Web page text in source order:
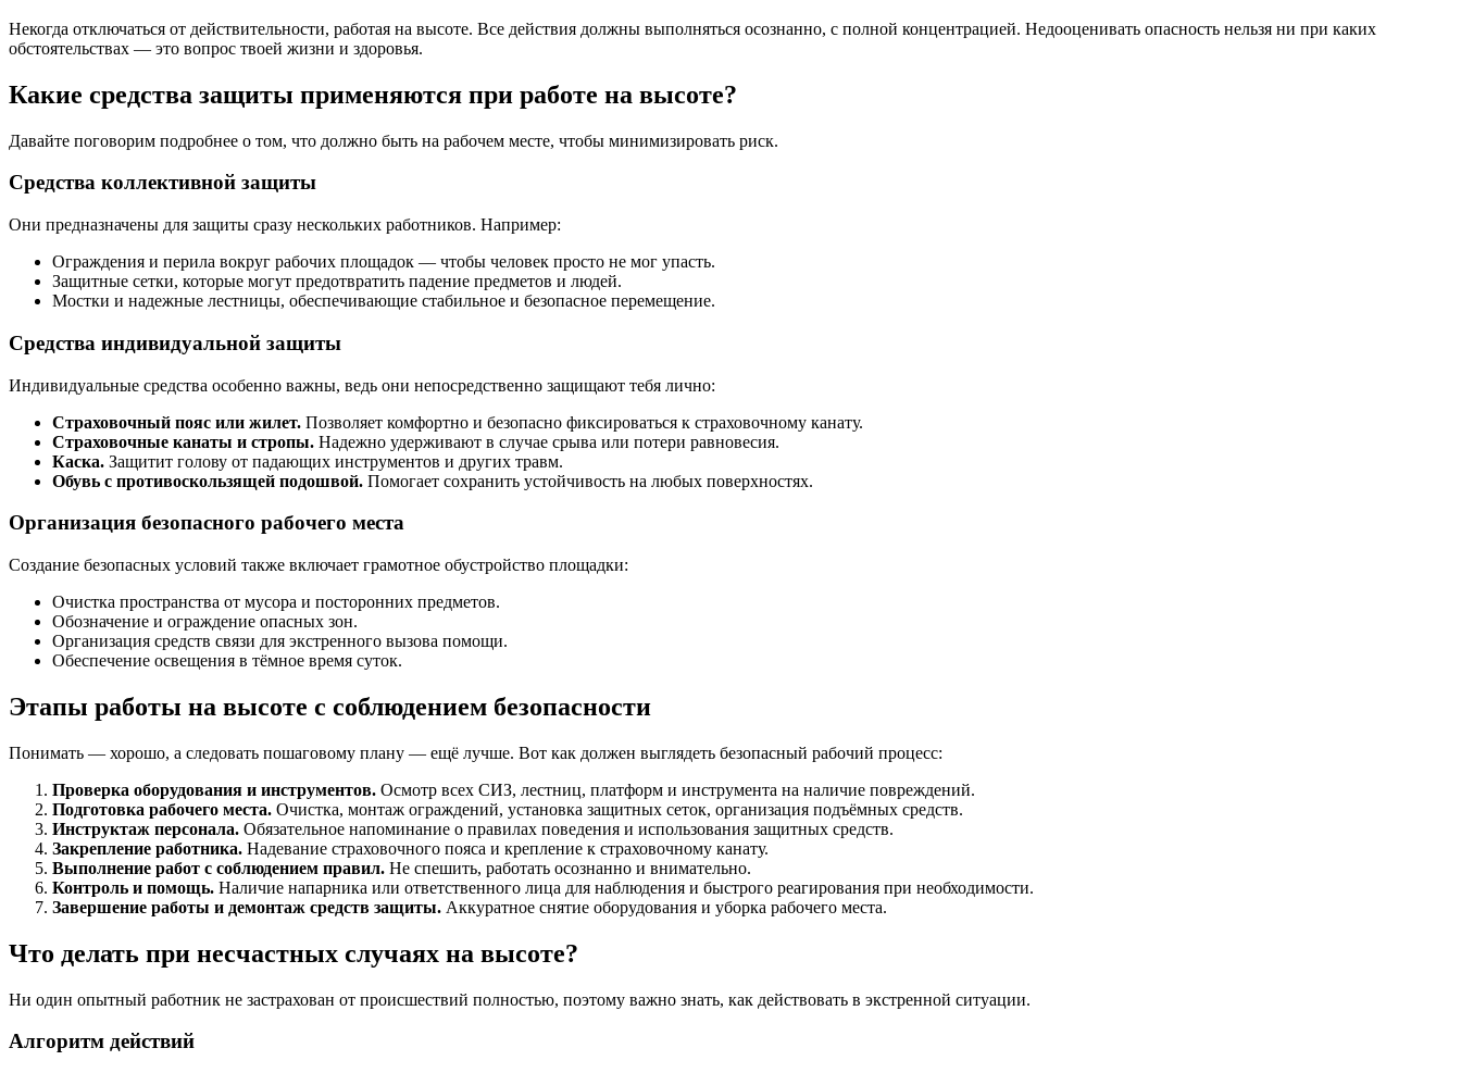
Некогда отключаться от действительности, работая на высоте. Все действия должны выполняться осознанно, с полной концентрацией. Недооценивать опасность нельзя ни при каких
обстоятельствах — это вопрос твоей жизни и здоровья.
Какие средства защиты применяются при работе на высоте?
Давайте поговорим подробнее о том, что должно быть на рабочем месте, чтобы минимизировать риск.
Средства коллективной защиты
Они предназначены для защиты сразу нескольких работников. Например:
Ограждения и перила вокруг рабочих площадок — чтобы человек просто не мог упасть.
Защитные сетки, которые могут предотвратить падение предметов и людей.
Мостки и надежные лестницы, обеспечивающие стабильное и безопасное перемещение.
Средства индивидуальной защиты
Индивидуальные средства особенно важны, ведь они непосредственно защищают тебя лично:
Страховочный пояс или жилет. Позволяет комфортно и безопасно фиксироваться к страховочному канату.
Страховочные канаты и стропы. Надежно удерживают в случае срыва или потери равновесия.
Каска. Защитит голову от падающих инструментов и других травм.
Обувь с противоскользящей подошвой. Помогает сохранить устойчивость на любых поверхностях.
Организация безопасного рабочего места
Создание безопасных условий также включает грамотное обустройство площадки:
Очистка пространства от мусора и посторонних предметов.
Обозначение и ограждение опасных зон.
Организация средств связи для экстренного вызова помощи.
Обеспечение освещения в тёмное время суток.
Этапы работы на высоте с соблюдением безопасности
Понимать — хорошо, а следовать пошаговому плану — ещё лучше. Вот как должен выглядеть безопасный рабочий процесс:
Проверка оборудования и инструментов. Осмотр всех СИЗ, лестниц, платформ и инструмента на наличие повреждений.
Подготовка рабочего места. Очистка, монтаж ограждений, установка защитных сеток, организация подъёмных средств.
Инструктаж персонала. Обязательное напоминание о правилах поведения и использования защитных средств.
Закрепление работника. Надевание страховочного пояса и крепление к страховочному канату.
Выполнение работ с соблюдением правил. Не спешить, работать осознанно и внимательно.
Контроль и помощь. Наличие напарника или ответственного лица для наблюдения и быстрого реагирования при необходимости.
Завершение работы и демонтаж средств защиты. Аккуратное снятие оборудования и уборка рабочего места.
Что делать при несчастных случаях на высоте?
Ни один опытный работник не застрахован от происшествий полностью, поэтому важно знать, как действовать в экстренной ситуации.
Алгоритм действий